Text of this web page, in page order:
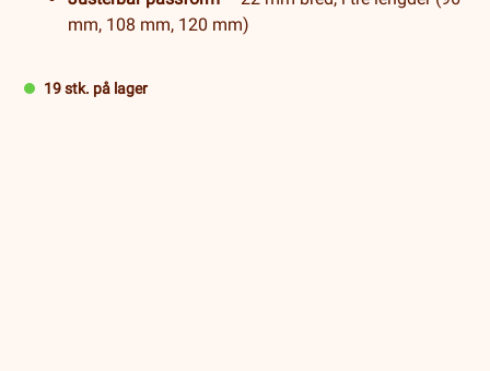
mm, 108 mm, 120 mm)
19 stk. på lager